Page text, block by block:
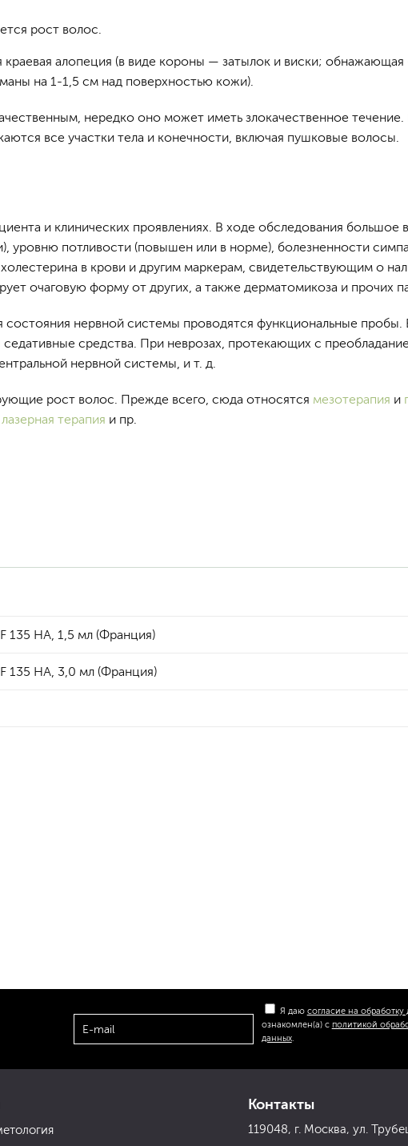
рост волос.
алопеция (в виде короны — затылок и виски;
на 1-1,5 см над поверхностью кожи).
нередко оно может иметь злокачественное
все участки тела и конечности, включая пушковые волосы.
и клинических проявлениях. В ходе обследования большое
уровню потливости (повышен или в норме), болезненности
в крови и другим маркерам, свидетельствующим о
очаговую форму от других, а также дерматомикоза и прочих
нервной системы проводятся функциональные пробы.
средства. При неврозах, протекающих с
нервной системы, и т. д.
рост волос. Прежде всего, сюда относятся мезотерапия и
лазерная терапия и пр.
135 НА, 1,5 мл (Франция)
135 НА, 3,0 мл (Франция)
Контакты
119048, г. Москва, ул.
Я даю согласие на обработку
ознакомлен(а) с политикой
данных.